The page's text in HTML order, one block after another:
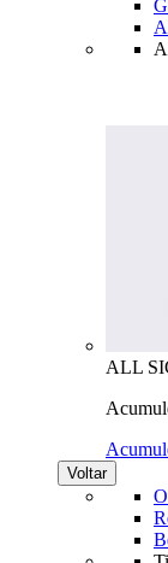
ALL
Voltar